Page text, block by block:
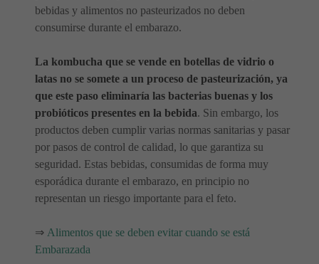
bebidas y alimentos no pasteurizados no deben
consumirse durante el embarazo.
La kombucha que se vende en botellas de vidrio o
latas no se somete a un proceso de pasteurización, ya
que este paso eliminaría las bacterias buenas y los
probióticos presentes en la bebida. Sin embargo, los
productos deben cumplir varias normas sanitarias y pasar
por pasos de control de calidad, lo que garantiza su
seguridad. Estas bebidas, consumidas de forma muy
esporádica durante el embarazo, en principio no
representan un riesgo importante para el feto.
⇒ Alimentos que se deben evitar cuando se está
Embarazada